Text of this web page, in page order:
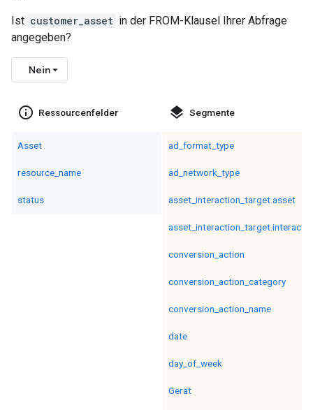
Ist customer_asset in der FROM-Klausel Ihrer Abfrage
angegeben?
Nein
info_outline Ressourcenfelder
Asset
resource_name
status
layers Segmente
ad_format_type
ad_network_type
asset_interaction_target.asset
conversion_action
conversion_action_category
conversion_action_name
date
day_of_week
Gerät